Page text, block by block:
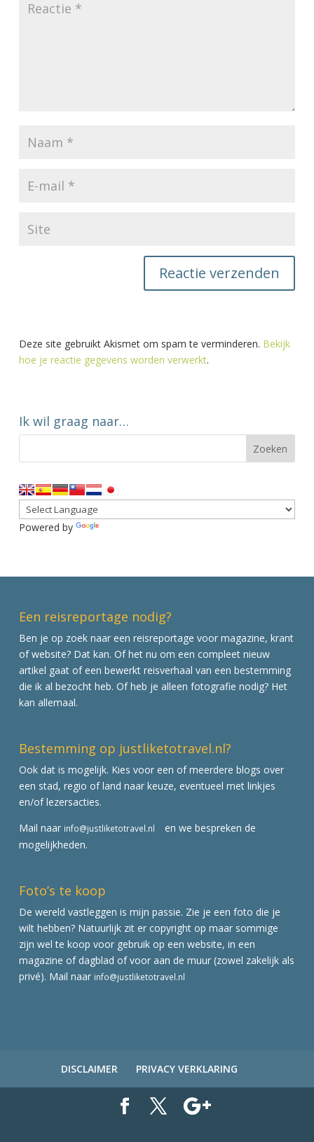
Deze site gebruikt Akismet om spam te verminderen. Bekijk
hoe je reactie gegevens worden verwerkt.
Ik wil graag naar…
Powered by
Een reisreportage nodig?
Ben je op zoek naar een reisreportage voor magazine, krant
of website? Dat kan. Of het nu om een compleet nieuw
artikel gaat of een bewerkt reisverhaal van een bestemming
die ik al bezocht heb. Of heb je alleen fotografie nodig? Het
kan allemaal.
Bestemming op justliketotravel.nl?
Ook dat is mogelijk. Kies voor een of meerdere blogs over
een stad, regio of land naar keuze, eventueel met linkjes
en/of lezersacties.
Mail naar info@justliketotravel.nl
en we bespreken de
mogelijkheden.
Foto’s te koop
De wereld vastleggen is mijn passie. Zie je een foto die je
wilt hebben? Natuurlijk zit er copyright op maar sommige
zijn wel te koop voor gebruik op een website, in een
magazine of dagblad of voor aan de muur (zowel zakelijk als
privé). Mail naar info@justliketotravel.nl
DISCLAIMER PRIVACY VERKLARING